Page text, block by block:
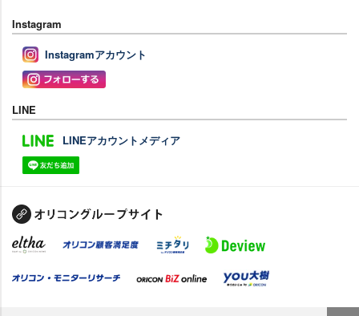
Instagram
Instagramアカウント
LINE
LINEアカウントメディア